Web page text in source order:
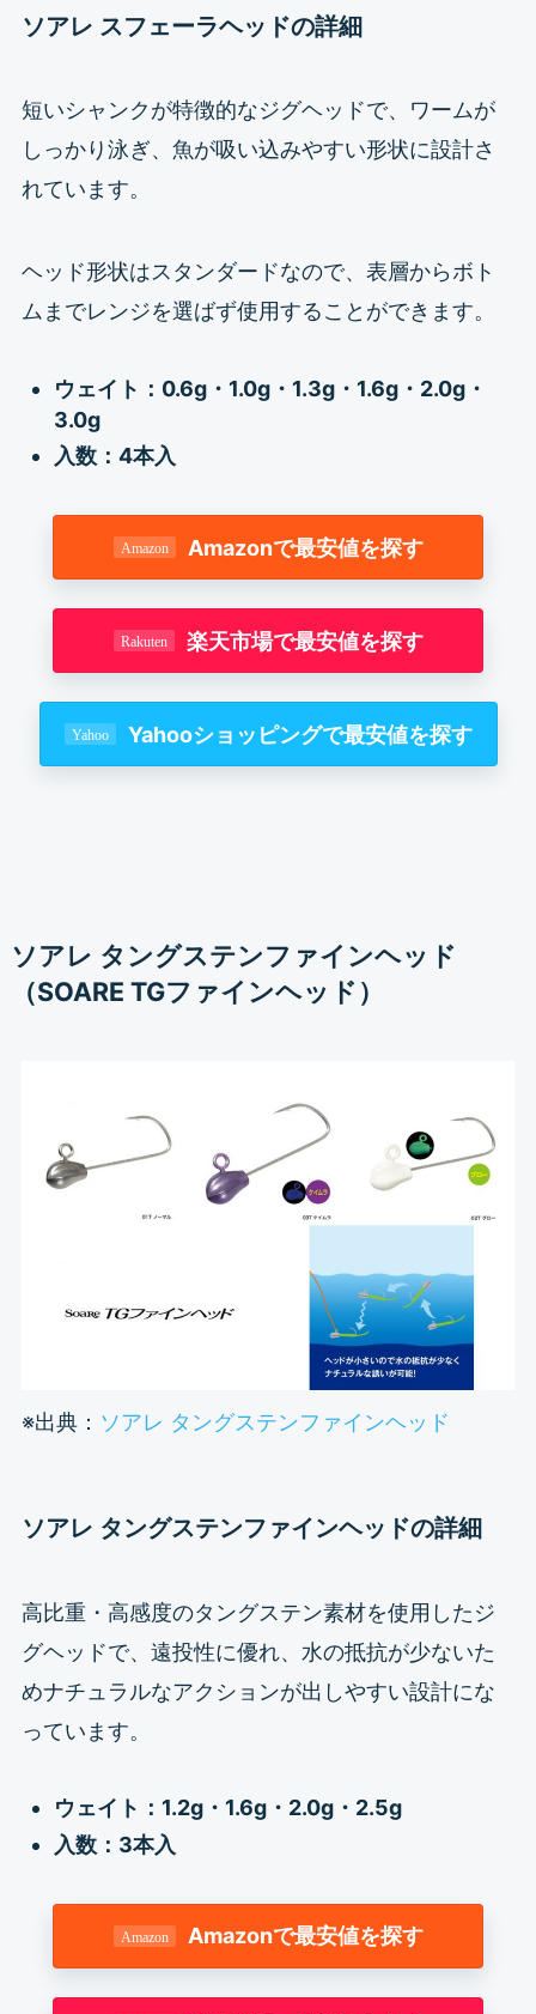
ソアレ スフェーラヘッドの詳細
短いシャンクが特徴的なジグヘッドで、ワームが
しっかり泳ぎ、魚が吸い込みやすい形状に設計さ
れています。
ヘッド形状はスタンダードなので、表層からボト
ムまでレンジを選ばず使用することができます。
ウェイト：0.6g・ 1.0g・1.3g・1.6g・2.0g・
3.0g
入数：4本入
Amazonで最安値を探す
楽天市場で最安値を探す
Yahooショッピングで最安値を探す
ソアレ タングステンファインヘッド
（SOARE TGファインヘッド）
※出典： ソアレ タングステンファインヘッド
ソアレ タングステンファインヘッドの詳細
高比重・高感度のタングステン素材を使用したジ
グヘッドで、遠投性に優れ、水の抵抗が少ないた
めナチュラルなアクションが出しやすい設計にな
っています。
ウェイト：1.2g・ 1.6g・2.0g・2.5g
入数：3本入
Amazonで最安値を探す